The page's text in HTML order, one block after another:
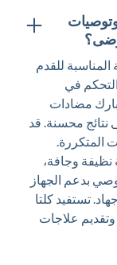
للقدم
في
مضادات
نتائج محسنة. قد
المتكررة.
نظيفة وجافة،
بدعم الجهاز
تستفيد كلتا
وتقديم علاجات